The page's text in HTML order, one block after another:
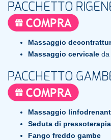
PACCHETTO
Massaggio
Massaggio cervicale da
PACCHETTO
Massaggio
Seduta di pressoterapia
Fango freddo gambe